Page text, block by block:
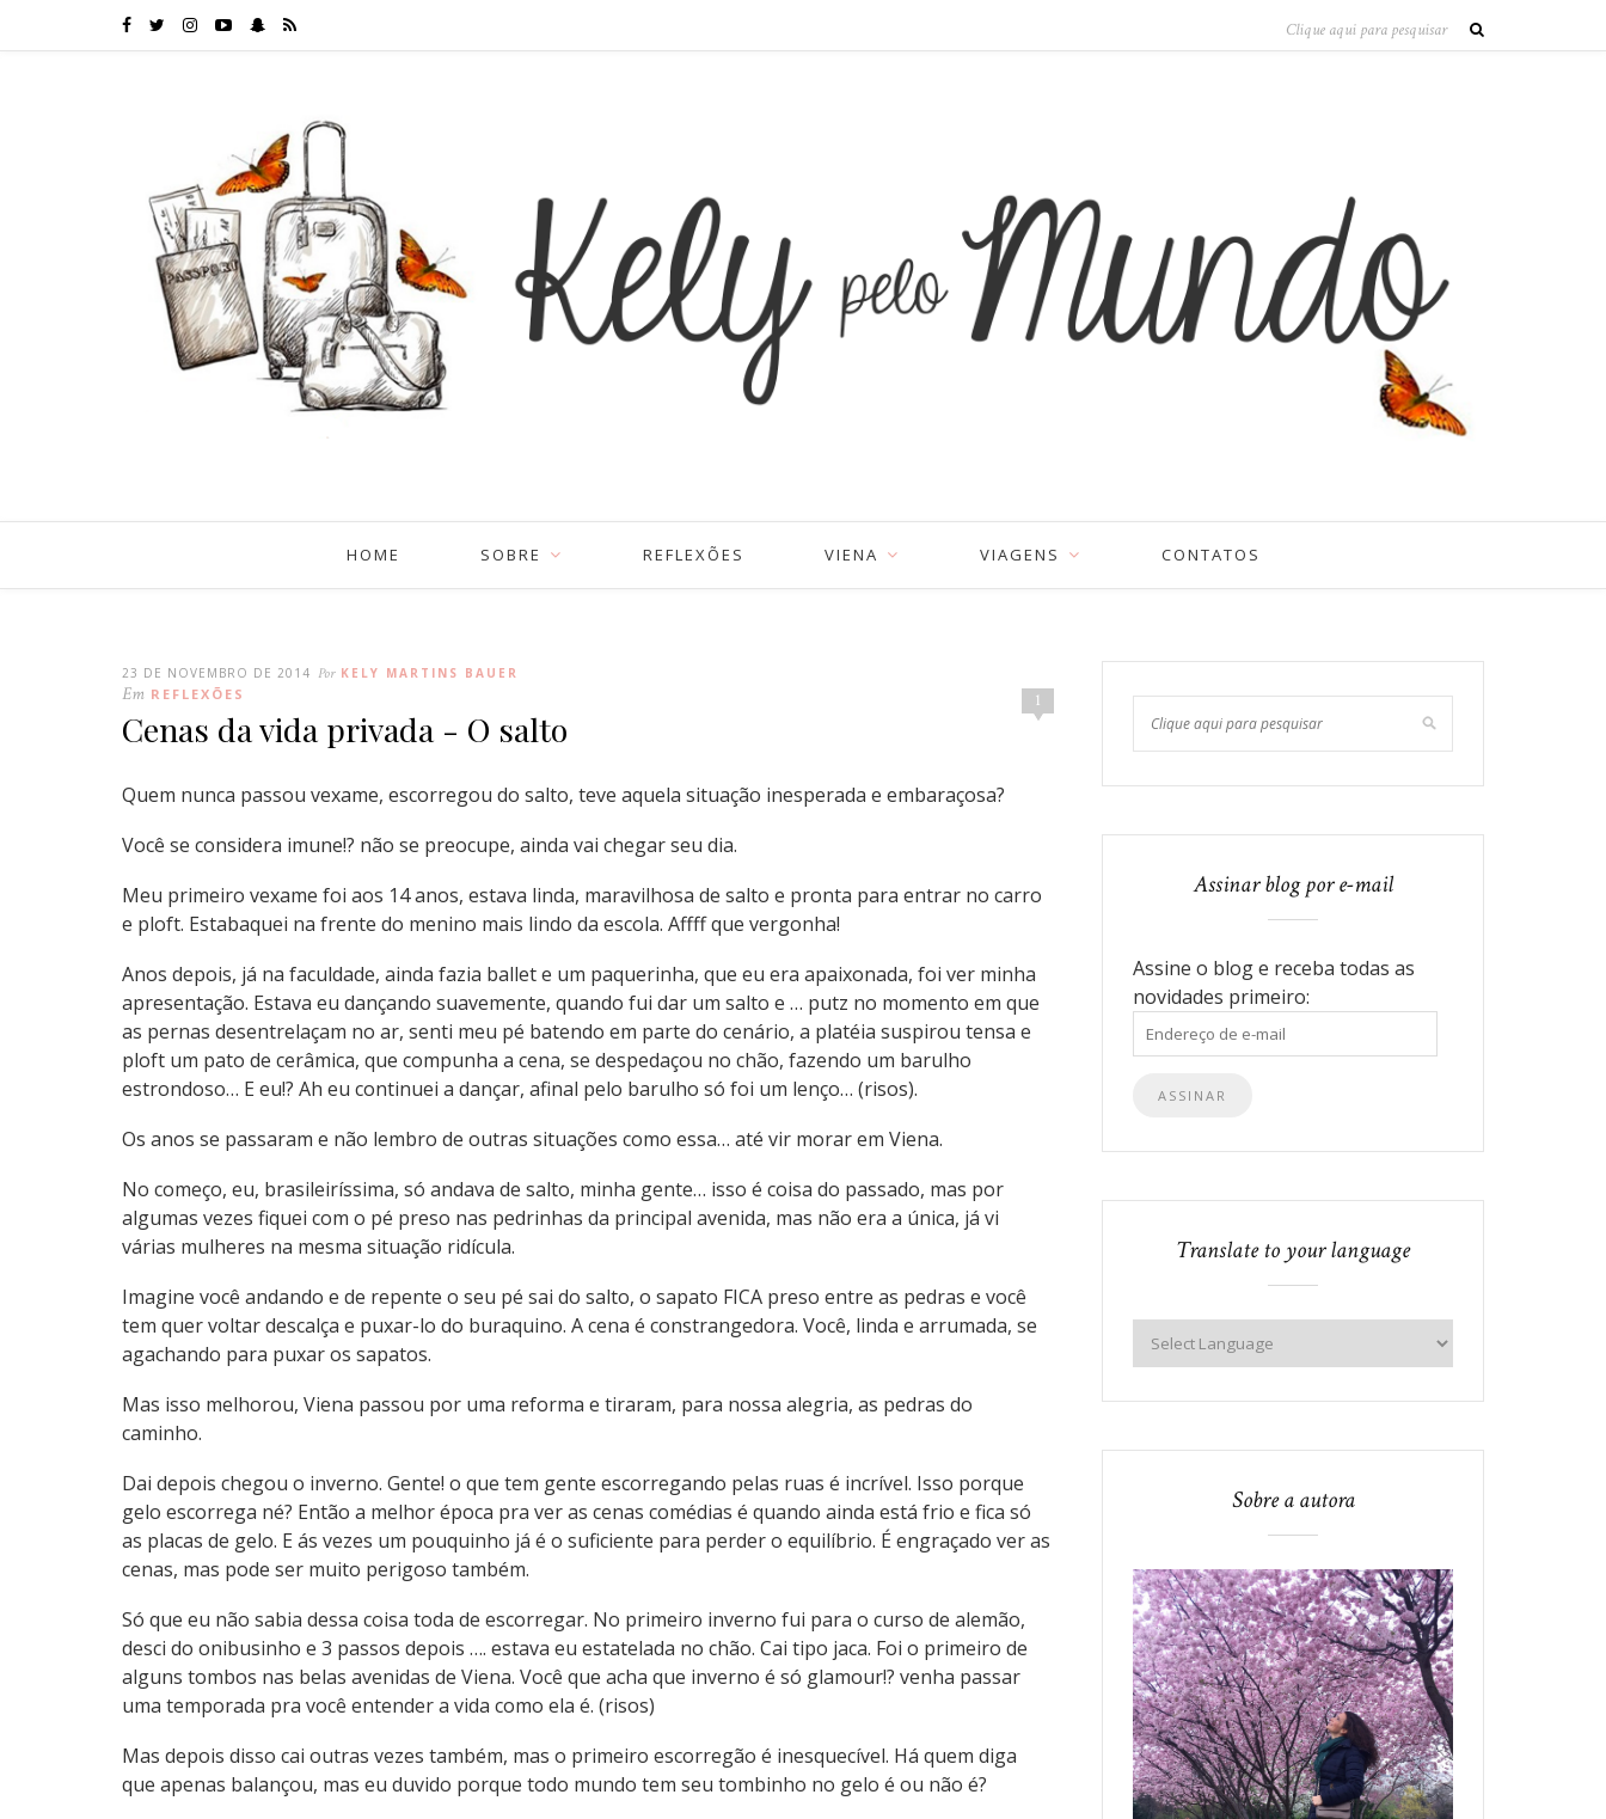
HOME SOBRE REFLEXÕES VIENA VIAGENS CONTATOS
23 DE NOVEMBRO DE 2014 Por KELY MARTINS BAUER
1
Em REFLEXÕES
Cenas da vida privada - O salto
Quem nunca passou vexame, escorregou do salto, teve aquela situação inesperada e embaraçosa?
Você se considera imune!? não se preocupe, ainda vai chegar seu dia.
Meu primeiro vexame foi aos 14 anos, estava linda, maravilhosa de salto e pronta para entrar no carro
e ploft. Estabaquei na frente do menino mais lindo da escola. Affff que vergonha!
Anos depois, já na faculdade, ainda fazia ballet e um paquerinha, que eu era apaixonada, foi ver minha
apresentação. Estava eu dançando suavemente, quando fui dar um salto e … putz no momento em que
as pernas desentrelaçam no ar, senti meu pé batendo em parte do cenário, a platéia suspirou tensa e
ploft um pato de cerâmica, que compunha a cena, se despedaçou no chão, fazendo um barulho
estrondoso… E eu!? Ah eu continuei a dançar, afinal pelo barulho só foi um lenço… (risos).
Os anos se passaram e não lembro de outras situações como essa… até vir morar em Viena.
No começo, eu, brasileiríssima, só andava de salto, minha gente… isso é coisa do passado, mas por
algumas vezes fiquei com o pé preso nas pedrinhas da principal avenida, mas não era a única, já vi
várias mulheres na mesma situação ridícula.
Imagine você andando e de repente o seu pé sai do salto, o sapato FICA preso entre as pedras e você
tem quer voltar descalça e puxar-lo do buraquino. A cena é constrangedora. Você, linda e arrumada, se
agachando para puxar os sapatos.
Mas isso melhorou, Viena passou por uma reforma e tiraram, para nossa alegria, as pedras do
caminho.
Dai depois chegou o inverno. Gente! o que tem gente escorregando pelas ruas é incrível. Isso porque
gelo escorrega né? Então a melhor época pra ver as cenas comédias é quando ainda está frio e fica só
as placas de gelo. E ás vezes um pouquinho já é o suficiente para perder o equilíbrio. É engraçado ver as
cenas, mas pode ser muito perigoso também.
Só que eu não sabia dessa coisa toda de escorregar. No primeiro inverno fui para o curso de alemão,
desci do onibusinho e 3 passos depois …. estava eu estatelada no chão. Cai tipo jaca. Foi o primeiro de
alguns tombos nas belas avenidas de Viena. Você que acha que inverno é só glamour!? venha passar
uma temporada pra você entender a vida como ela é. (risos)
Mas depois disso cai outras vezes também, mas o primeiro escorregão é inesquecível. Há quem diga
que apenas balançou, mas eu duvido porque todo mundo tem seu tombinho no gelo é ou não é?
Assinar blog por e-mail
Assine o blog e receba todas as
novidades primeiro:
Endereço
de
Translate to your language
Sobre a autora